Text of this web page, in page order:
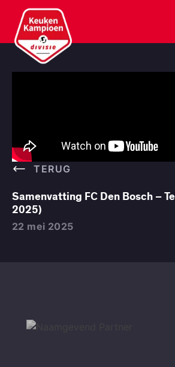
Keuken Kampioen Divisie
TERUG
Samenvatting FC Den Bosch –
2025)
22 mei 2025
Samenvatting FC Den Bosch –